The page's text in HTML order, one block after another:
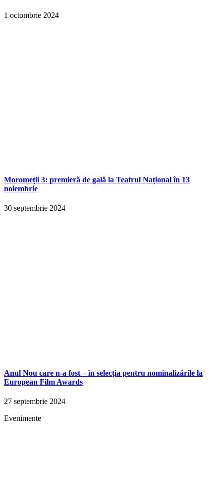
1 octombrie 2024
Moromeții 3: premieră de gală la Teatrul Național în 13
noiembrie
30 septembrie 2024
Anul Nou care n-a fost – în selecția pentru nominalizările la
European Film Awards
27 septembrie 2024
Evenimente